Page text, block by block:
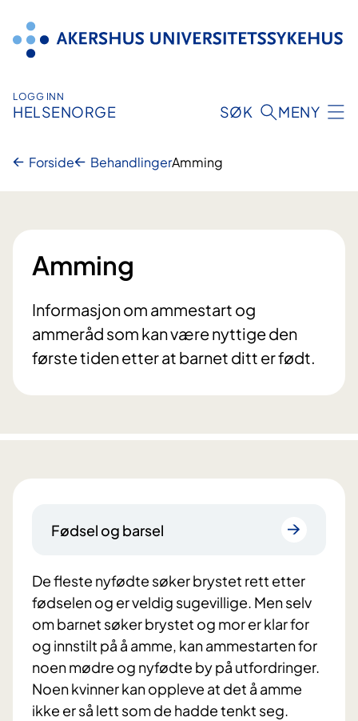
innhold
LOGG INN
HELSENORGE SØK MENY
Forside BehandlingerAmming
Amming
Informasjon om ammestart og
ammeråd som kan være nyttige den
første tiden etter at barnet ditt er født.
Fødsel og barsel
De fleste nyfødte søker brystet rett etter
fødselen og er veldig sugevillige. Men selv
om barnet søker brystet og mor er klar for
og innstilt på å amme, kan ammestarten for
noen mødre og nyfødte by på utfordringer.
Noen kvinner kan oppleve at det å amme
ikke er så lett som de hadde tenkt seg.